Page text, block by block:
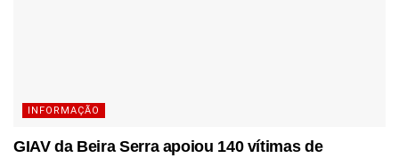
INFORMAÇÃO
GIAV da Beira Serra apoiou 140 vítimas de